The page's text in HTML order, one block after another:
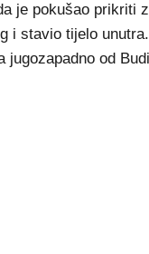
je pokušao prikriti
i stavio tijelo
jugozapadno od